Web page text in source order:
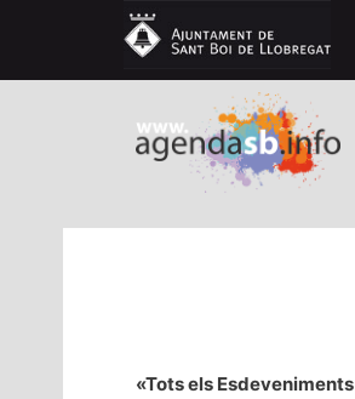
«Tots els Esdeveniments